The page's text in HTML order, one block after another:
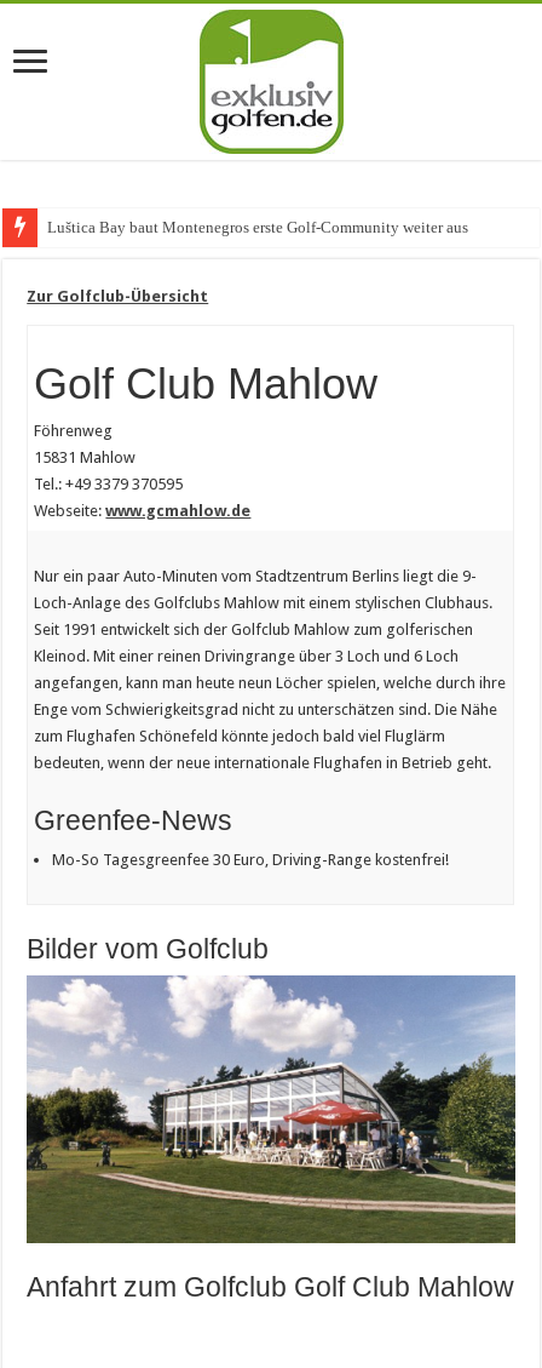
Luštica Bay baut Montenegros erste Golf-Community weiter aus
Zur Golfclub-Übersicht
Golf Club Mahlow
Föhrenweg
15831 Mahlow
Tel.: +49 3379 370595
Webseite:www.gcmahlow.de
Nur ein paar Auto-Minuten vom Stadtzentrum Berlins liegt die 9-
Loch-Anlage des Golfclubs Mahlow mit einem stylischen Clubhaus.
Seit 1991 entwickelt sich der Golfclub Mahlow zum golferischen
Kleinod. Mit einer reinen Drivingrange über 3 Loch und 6 Loch
angefangen, kann man heute neun Löcher spielen, welche durch ihre
Enge vom Schwierigkeitsgrad nicht zu unterschätzen sind. Die Nähe
zum Flughafen Schönefeld könnte jedoch bald viel Fluglärm
bedeuten, wenn der neue internationale Flughafen in Betrieb geht.
Greenfee-News
Mo-So Tagesgreenfee 30 Euro, Driving-Range kostenfrei!
Bilder vom Golfclub
Anfahrt zum Golfclub Golf Club Mahlow